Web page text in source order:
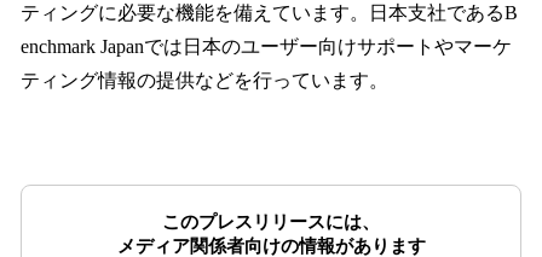
ティングに必要な機能を備えています。日本支社であるB
enchmark Japanでは日本のユーザー向けサポートやマーケ
ティング情報の提供などを行っています。
このプレスリリースには、
メディア関係者向けの情報があります